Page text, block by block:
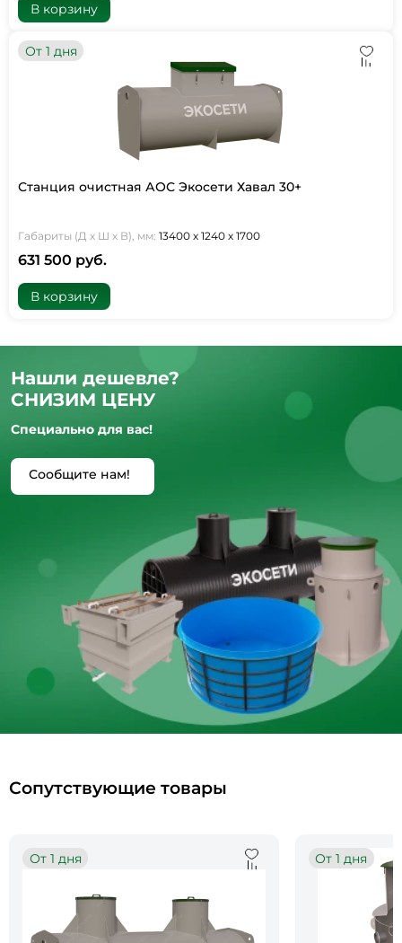
В корзину
От 1 дня
Станция очистная АОС Экосети Хавал 30+
Габариты (Д х Ш х В), мм: 13400 х 1240 х 1700
631 500 руб.
В корзину
Нашли дешевле?
СНИЗИМ ЦЕНУ
Специально для вас!
Сообщите нам!
Сопутствующие товары
От 1 дня От 1 дня